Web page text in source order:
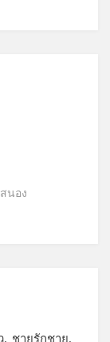
นอง
ชายรักชาย